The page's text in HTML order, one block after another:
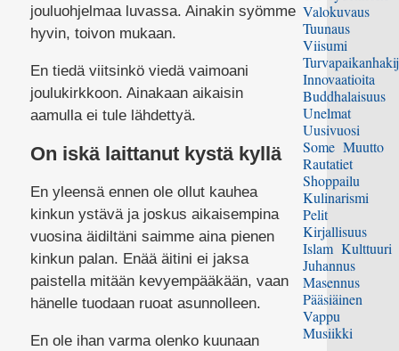
jouluohjelmaa luvassa. Ainakin syömme
hyvin, toivon mukaan.
En tiedä viitsinkö viedä vaimoani
joulukirkkoon. Ainakaan aikaisin
aamulla ei tule lähdettyä.
On iskä laittanut kystä kyllä
En yleensä ennen ole ollut kauhea
kinkun ystävä ja joskus aikaisempina
vuosina äidiltäni saimme aina pienen
kinkun palan. Enää äitini ei jaksa
paistella mitään kevyempääkään, vaan
hänelle tuodaan ruoat asunnolleen.
En ole ihan varma olenko kuunaan
Valokuvaus
Tuunaus
Viisumi
Innovaatioita
Buddhalaisuus
Unelmat
Uusivuosi
Some Muutto
Rautatiet
Shoppailu
Kulinarismi
Pelit
Kirjallisuus
Islam Kulttuuri
Juhannus
Masennus
Pääsiäinen
Vappu
Musiikki